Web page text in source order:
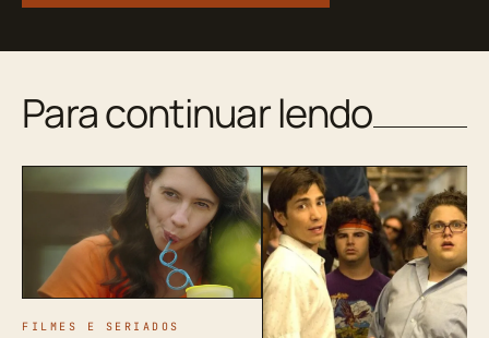
Para continuar lendo
FILMES E SERIADOS